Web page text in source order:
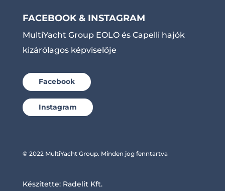
FACEBOOK & INSTAGRAM
MultiYacht Group EOLO és Capelli hajók
kizárólagos képviselője
Facebook
Instagram
© 2022 MultiYacht Group. Minden jog fenntartva
Készítette: Radelit Kft.